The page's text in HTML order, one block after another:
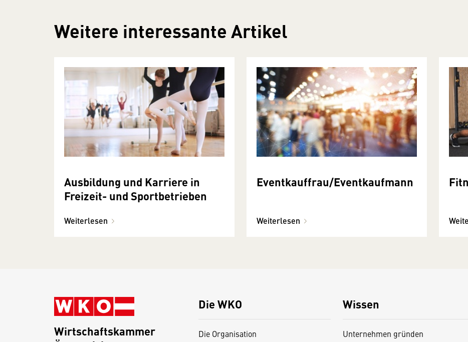
Weitere interessante Artikel
Ausbildung und Karriere in
Freizeit- und Sportbetrieben
Weiterlesen
Eventkauffrau/­Eventkauf­mann
Weiterlesen
Die WKO
Die Organisation
Wissen
Unternehmen gründen
Wirtschaftskammer